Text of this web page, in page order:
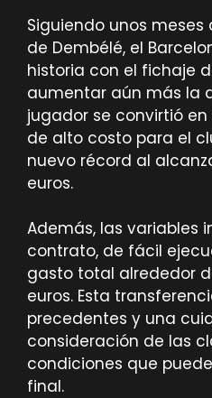
Siguiendo unos
de Dembélé, el
historia con el fichaje
aumentar aún más la
jugador se convirtió
de alto costo para el
nuevo récord al
euros.
Además, las variables
contrato, de fácil
gasto total alrededor
euros. Esta
precedentes y una
consideración de las
condiciones que
final.